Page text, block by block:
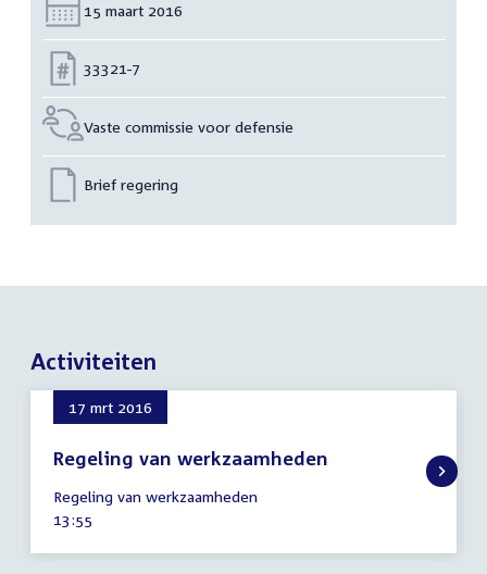
Datum:
15 maart 2016
Nummer:
33321-7
Vaste commissie voor defensie
Brief regering
Activiteiten
17 mrt 2016
Regeling van werkzaamheden
maart
2016
Regeling van werkzaamheden
Tijd
13:55